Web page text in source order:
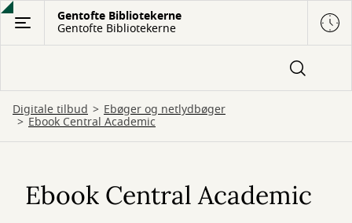
Gå
hovedindhold
Gentofte Bibliotekerne
Gentofte Bibliotekerne
Digitale tilbud Ebøger og netlydbøger
Ebook Central Academic
Central
Ebook Central Academic